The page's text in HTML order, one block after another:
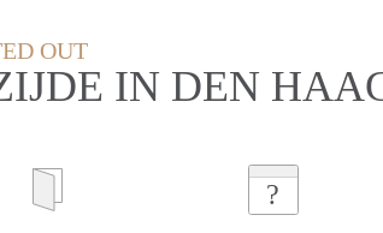
OUT
IN DEN
?